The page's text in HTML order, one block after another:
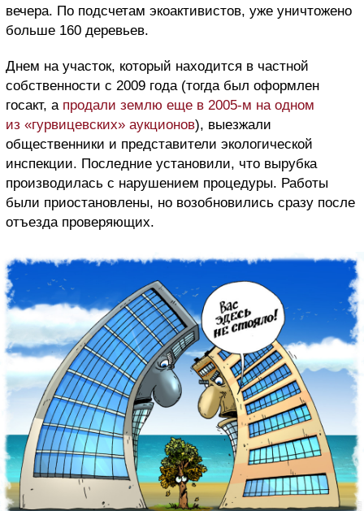
вечера. По подсчетам экоактивистов, уже уничтожено
больше 160 деревьев.
Днем на участок, который находится в частной
собственности с 2009 года (тогда был оформлен
госакт, а продали землю еще в 2005-м на одном
из «гурвицевских» аукционов), выезжали
общественники и представители экологической
инспекции. Последние установили, что вырубка
производилась с нарушением процедуры. Работы
были приостановлены, но возобновились сразу после
отъезда проверяющих.